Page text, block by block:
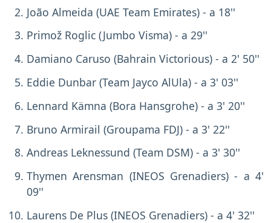
João Almeida (UAE Team Emirates) - a 18''
Primož Roglic (Jumbo Visma) - a 29''
Damiano Caruso (Bahrain Victorious) - a 2' 50''
Eddie Dunbar (Team Jayco AlUla) - a 3' 03''
Lennard Kämna (Bora Hansgrohe) - a 3' 20''
Bruno Armirail (Groupama FDJ) - a 3' 22''
Andreas Leknessund (Team DSM) - a 3' 30''
Thymen Arensman (INEOS Grenadiers) - a 4'
09''
Laurens De Plus (INEOS Grenadiers) - a 4' 32''